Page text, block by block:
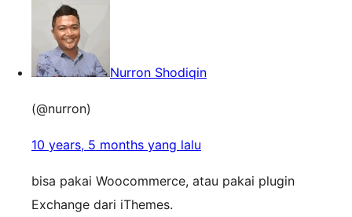
Nurron Shodiqin
(@nurron)
10 years, 5 months yang lalu
bisa pakai Woocommerce, atau pakai plugin
Exchange dari iThemes.